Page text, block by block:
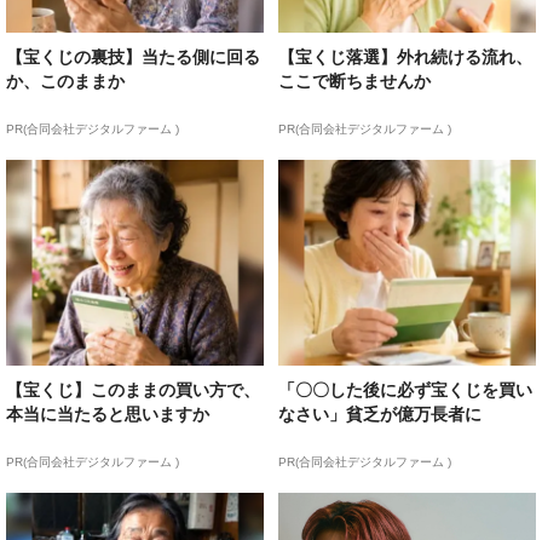
【宝くじの裏技】当たる側に回る
か、このままか
PR(合同会社デジタルファーム )
【宝くじ落選】外れ続ける流れ、
ここで断ちませんか
PR(合同会社デジタルファーム )
【宝くじ】このままの買い方で、
本当に当たると思いますか
PR(合同会社デジタルファーム )
「〇〇した後に必ず宝くじを買い
なさい」貧乏が億万長者に
PR(合同会社デジタルファーム )